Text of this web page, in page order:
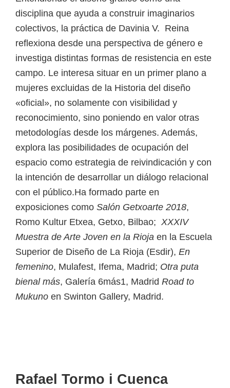
disciplina que ayuda a construir imaginarios
colectivos, la práctica de Davinia V. Reina
reflexiona desde una perspectiva de género e
investiga distintas formas de resistencia en este
campo. Le interesa situar en un primer plano a
mujeres excluidas de la Historia del diseño
«oficial», no solamente con visibilidad y
reconocimiento, sino poniendo en valor otras
metodologías desde los márgenes. Además,
explora las posibilidades de ocupación del
espacio como estrategia de reivindicación y con
la intención de desarrollar un diálogo relacional
con el público.Ha formado parte en
exposiciones como Salón Getxoarte 2018,
Romo Kultur Etxea, Getxo, Bilbao; XXXIV
Muestra de Arte Joven en la Rioja en la Escuela
Superior de Diseño de La Rioja (Esdir), En
femenino, Mulafest, Ifema, Madrid; Otra puta
bienal más, Galería 6más1, Madrid Road to
Mukuno en Swinton Gallery, Madrid.
Rafael Tormo i Cuenca